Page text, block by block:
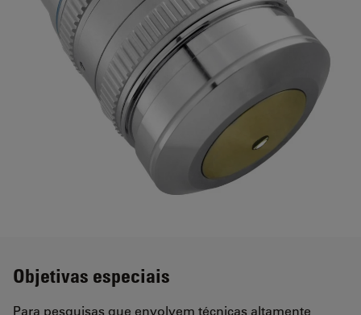
Objetivas especiais
Para pesquisas que envolvem técnicas altamente